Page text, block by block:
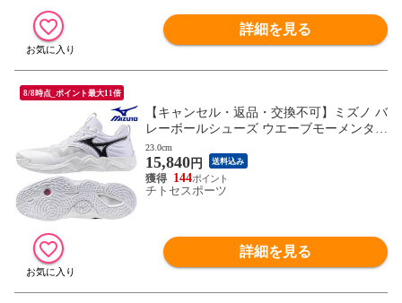
詳細を見る
8/8時点_ポイント最大11倍
【キャンセル・返品・交換不可】ミズノ バ
レーボールシューズ ウエーブモーメンタム
ELITE V1GA251251 ユニセックス 2025AW
RFCL
23.0cm
15,840円 送料込み
144
チトセスポーツ
詳細を見る